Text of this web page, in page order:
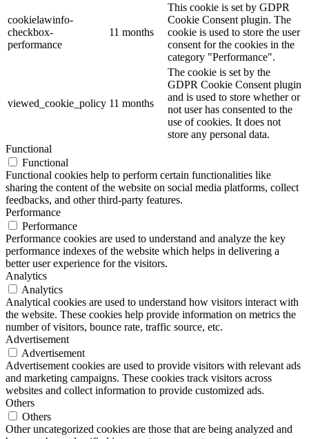
cookielawinfo-
checkbox-
performance
11 months
This cookie is set by GDPR
Cookie Consent plugin. The
cookie is used to store the user
consent for the cookies in the
category "Performance".
viewed_cookie_policy 11 months
The cookie is set by the
GDPR Cookie Consent plugin
and is used to store whether or
not user has consented to the
use of cookies. It does not
store any personal data.
Functional
Functional
Functional cookies help to perform certain functionalities like
sharing the content of the website on social media platforms, collect
feedbacks, and other third-party features.
Performance
Performance
Performance cookies are used to understand and analyze the key
performance indexes of the website which helps in delivering a
better user experience for the visitors.
Analytics
Analytics
Analytical cookies are used to understand how visitors interact with
the website. These cookies help provide information on metrics the
number of visitors, bounce rate, traffic source, etc.
Advertisement
Advertisement
Advertisement cookies are used to provide visitors with relevant ads
and marketing campaigns. These cookies track visitors across
websites and collect information to provide customized ads.
Others
Others
Other uncategorized cookies are those that are being analyzed and